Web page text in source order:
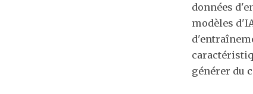
données
modèles
générer du